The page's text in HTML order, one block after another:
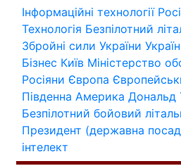
Інформаційні технології
Технологія Безпілотний
Збройні сили України
Бізнес Київ Міністерство
Росіяни Європа
Південна Америка Дональд
Безпілотний бойовий
Президент (державна
інтелект